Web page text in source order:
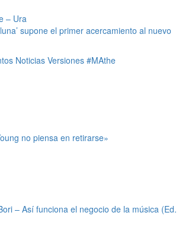
– Ura
supone el primer acercamiento al nuevo
Noticias Versiones #MAthe
no piensa en retirarse»
– Así funciona el negocio de la música (Ed.